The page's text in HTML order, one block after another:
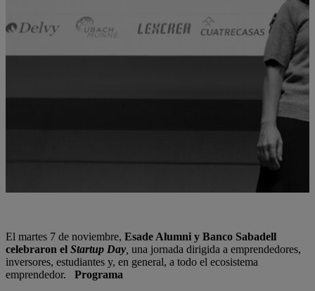
El martes 7 de noviembre, Esade Alumni y Banco Sabadell
celebraron el Startup Day una jornada dirigida a emprendedores,
inversores, estudiantes y, en general, a todo el ecosistema
emprendedor. Programa